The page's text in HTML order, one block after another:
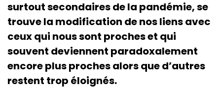
surtout secondaires de la pandémie, se
trouve la modification de nos liens avec
ceux qui nous sont proches et qui
souvent deviennent paradoxalement
encore plus proches alors que d’autres
restent trop éloignés.